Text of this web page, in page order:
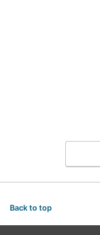
Back to top